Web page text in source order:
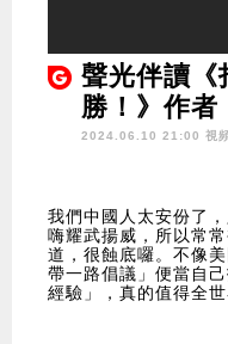
聲光伴讀《
勝！》作者
2024.06.10 21:00 視
我們中國人太安份了
嗨耀武揚威，所以常
道，很蝕底囉。不像
帶一路倡議」便當自
經驗」，真的值得全世